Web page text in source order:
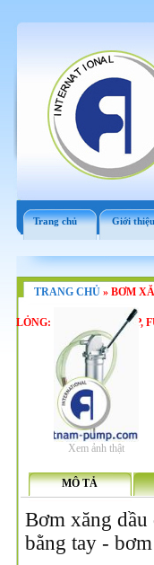
Trang chủ Giới thiệu
TRANG CHỦ» BƠM
LỎNG: GASOLINEPUMP,
Xem ảnh thật
MÔ TẢ
Bơm xăng
bằng tay -